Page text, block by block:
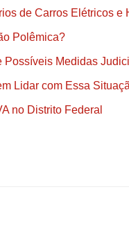
de Carros Elétricos e
Polêmica?
Possíveis Medidas
Lidar com Essa
no Distrito Federal